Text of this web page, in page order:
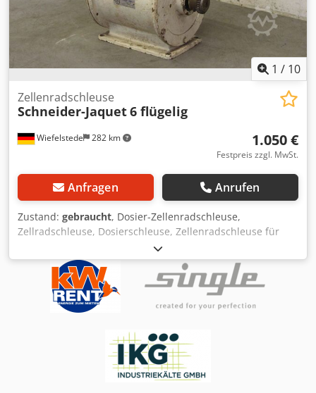
1 / 10
Wiefelstede 282 km
Zellenradschleuse
Schneider-Jaquet6 flügelig
1.050 €
Festpreis zzgl. MwSt.
Anfragen Anrufen
Zustand: gebraucht, Dosier-Zellenradschleuse,
Zellradschleuse, Dosierschleuse, Zellenradschleuse für
Förderschnecke, Transportschnecke, Schneckenförderer,
Fördertechnik, Rohrförderschnecke -Hersteller: Schneider-
Jaquet, Zellenradschleuse -Einlauföffnung: Ø 147 mm -
Auslass: 180 x 90 mm -Welle: Ø 25 x 45 mm -Höhe
Wellenachse: 140 mm Dodpfx Aeha Hvyei Tjck -Anzahl: 3x
Abmessungen: 380/250/H430 mm -Gewicht: 38 kg